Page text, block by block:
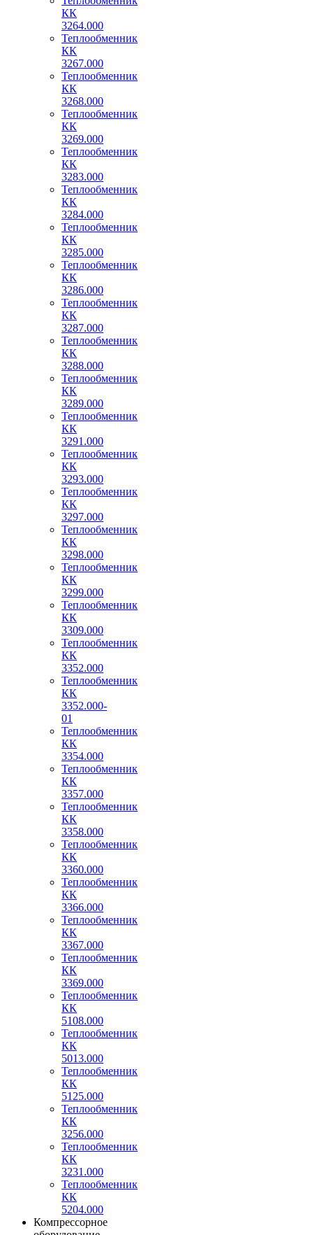
КК
3264.000
Теплообменник
КК
3267.000
Теплообменник
КК
3268.000
Теплообменник
КК
3269.000
Теплообменник
КК
3283.000
Теплообменник
КК
3284.000
Теплообменник
КК
3285.000
Теплообменник
КК
3286.000
Теплообменник
КК
3287.000
Теплообменник
КК
3288.000
Теплообменник
КК
3289.000
Теплообменник
КК
3291.000
Теплообменник
КК
3293.000
Теплообменник
КК
3297.000
Теплообменник
КК
3298.000
Теплообменник
КК
3299.000
Теплообменник
КК
3309.000
Теплообменник
КК
3352.000
Теплообменник
КК
3352.000-
01
Теплообменник
КК
3354.000
Теплообменник
КК
3357.000
Теплообменник
КК
3358.000
Теплообменник
КК
3360.000
Теплообменник
КК
3366.000
Теплообменник
КК
3367.000
Теплообменник
КК
3369.000
Теплообменник
КК
5108.000
Теплообменник
КК
5013.000
Теплообменник
КК
5125.000
Теплообменник
КК
3256.000
Теплообменник
КК
3231.000
Теплообменник
КК
5204.000
Компрессорное